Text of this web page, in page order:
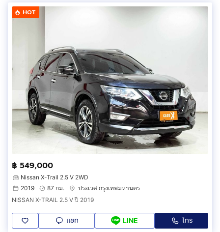
HOT
฿ 549,000
Nissan X-Trail 2.5 V 2WD
2019
87 กม.
ประเวศ กรุงเทพมหานคร
NISSAN X-TRAIL 2.5 V ปี 2019
แชท LINE โทร